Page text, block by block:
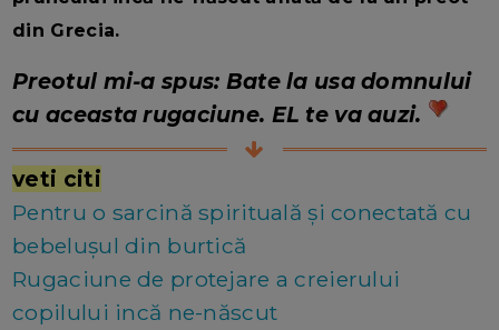
din Grecia.
Preotul mi-a spus: Bate la usa domnului
cu aceasta rugaciune. EL te va auzi.
veti citi
Pentru o sarcină spirituală și conectată cu
bebelușul din burtică
Rugaciune de protejare a creierului
copilului incă ne-născut